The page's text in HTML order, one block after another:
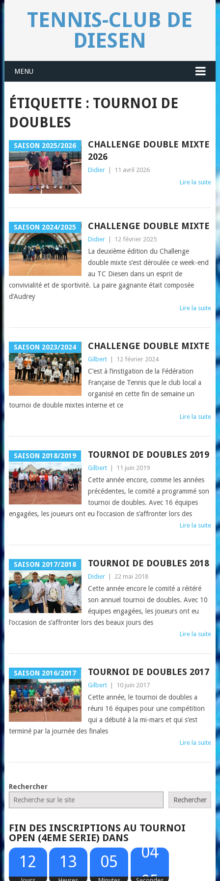
TENNIS-CLUB DE
DIESEN
MENU
ÉTIQUETTE : TOURNOI DE
DOUBLES
SAISON 2025/2026
CHALLENGE DOUBLE MIXTE
2026
Didier
11 avril 2026
Lire la suite
SAISON 2024/2025 CHALLENGE DOUBLE MIXTE
Didier 12 février 2025
La deuxième édition du Challenge
double mixte s’est déroulée ce week-end
au TC Diesen dans un esprit de
convivialité et de sportivité. La paire gagnante était composée
d’Audrey
Lire la suite
SAISON 2023/2024 CHALLENGE DOUBLE MIXTE
Gilbert 12 février 2024
C’est à l’instigation de la Fédération
Française de Tennis que le club local a
organisé en cette fin de semaine un
tournoi de double mixtes interne et ce
Lire la suite
SAISON 2018/2019 TOURNOI DE DOUBLES 2019
Gilbert 11 juin 2019
Cette année encore, comme les années
précédentes, le comité a programmé son
tournoi de doubles. Avec 16 équipes
engagées, les joueurs ont eu l’occasion de s’affronter lors des
Lire la suite
SAISON 2017/2018 TOURNOI DE DOUBLES 2018
Didier 22 mai 2018
Cette année encore le comité a réitéré
son annuel tournoi de doubles. Avec 10
équipes engagées, les joueurs ont eu
l’occasion de s’affronter lors des beaux jours des
Lire la suite
SAISON 2016/2017 TOURNOI DE DOUBLES 2017
Gilbert 10 juin 2017
Cette année, le tournoi de doubles a
réuni 16 équipes pour une compétition
qui a débuté à la mi-mars et qui s’est
terminé par la journée des finales
Lire la suite
NAVIGATION
DANS
ARTICLES
Rechercher
Rechercher
FIN DES INSCRIPTIONS AU TOURNOI
OPEN (4EME SERIE) DANS
12 13 05 04